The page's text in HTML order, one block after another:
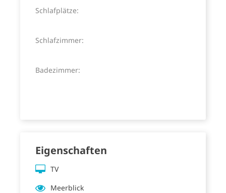
Schlafplätze:
Schlafzimmer:
Badezimmer:
Eigenschaften
TV
Meerblick